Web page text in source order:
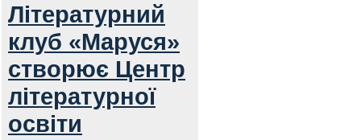
Літературний
клуб «Маруся»
створює Центр
літературної
освіти